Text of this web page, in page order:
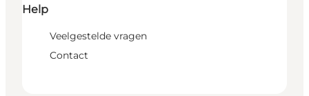
Help
Veelgestelde vragen
Contact